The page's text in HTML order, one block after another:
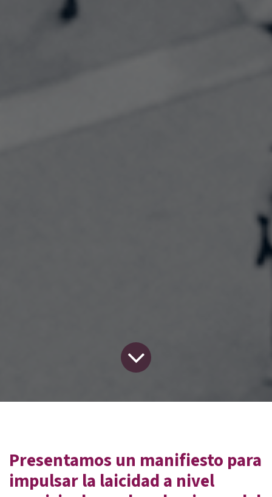
Presentamos un manifiesto para
impulsar la laicidad a nivel